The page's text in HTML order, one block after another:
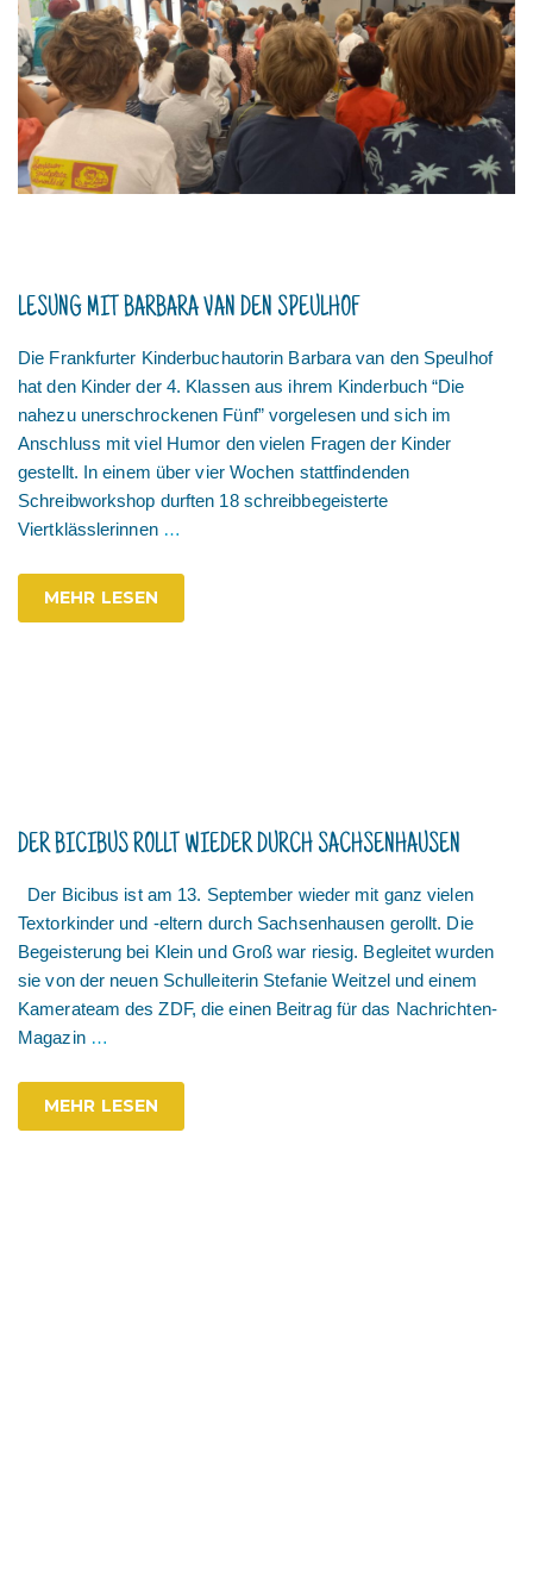
LESUNG MIT BARBARA VAN DEN SPEULHOF
Die Frankfurter Kinderbuchautorin Barbara van den Speulhof
hat den Kinder der 4. Klassen aus ihrem Kinderbuch “Die
nahezu unerschrockenen Fünf” vorgelesen und sich im
Anschluss mit viel Humor den vielen Fragen der Kinder
gestellt. In einem über vier Wochen stattfindenden
Schreibworkshop durften 18 schreibbegeisterte
Viertklässlerinnen …
MEHR LESEN
DER BICIBUS ROLLT WIEDER DURCH SACHSENHAUSEN
Der Bicibus ist am 13. September wieder mit ganz vielen
Textorkinder und -eltern durch Sachsenhausen gerollt. Die
Begeisterung bei Klein und Groß war riesig. Begleitet wurden
sie von der neuen Schulleiterin Stefanie Weitzel und einem
Kamerateam des ZDF, die einen Beitrag für das Nachrichten-
Magazin …
MEHR LESEN